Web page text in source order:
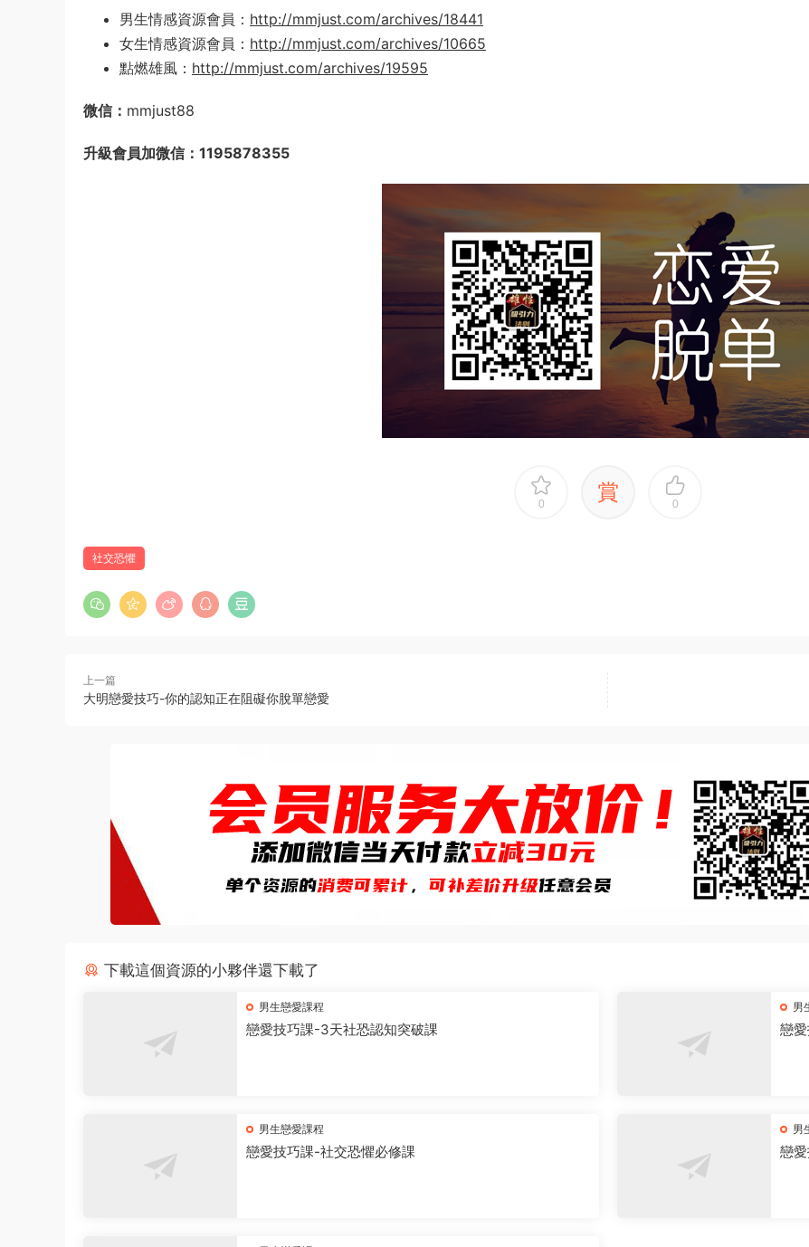
男生情感資源會員： http://mmjust.com/archives/18441
女生情感資源會員： http://mmjust.com/archives/10665
點燃雄風： http://mmjust.com/archives/19595
微信： mmjust88
升級會員加微信：1195878355
0 賞 0
社交恐懼
上一篇
大明戀愛技巧-你的認知正在阻礙你脫單戀愛
下載這個資源的小夥伴還下載了
男生戀愛課程
戀愛技巧課-3天社恐認知突破課
男
戀
男生戀愛課程
戀愛技巧課-社交恐懼必修課
男
戀